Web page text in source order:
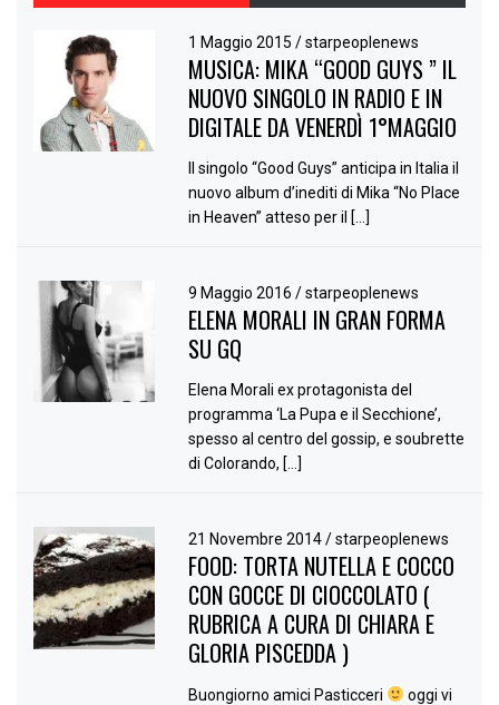
1 Maggio 2015/ starpeoplenews
MUSICA: MIKA “GOOD GUYS ” IL
NUOVO SINGOLO IN RADIO E IN
DIGITALE DA VENERDÌ 1°MAGGIO
Il singolo “Good Guys” anticipa in Italia il
nuovo album d’inediti di Mika “No Place
in Heaven” atteso per il […]
9 Maggio 2016/ starpeoplenews
ELENA MORALI IN GRAN FORMA
SU GQ
Elena Morali ex protagonista del
programma ‘La Pupa e il Secchione’,
spesso al centro del gossip, e soubrette
di Colorando, […]
21 Novembre 2014/ starpeoplenews
FOOD: TORTA NUTELLA E COCCO
CON GOCCE DI CIOCCOLATO (
RUBRICA A CURA DI CHIARA E
GLORIA PISCEDDA )
Buongiorno amici Pasticceri
oggi vi